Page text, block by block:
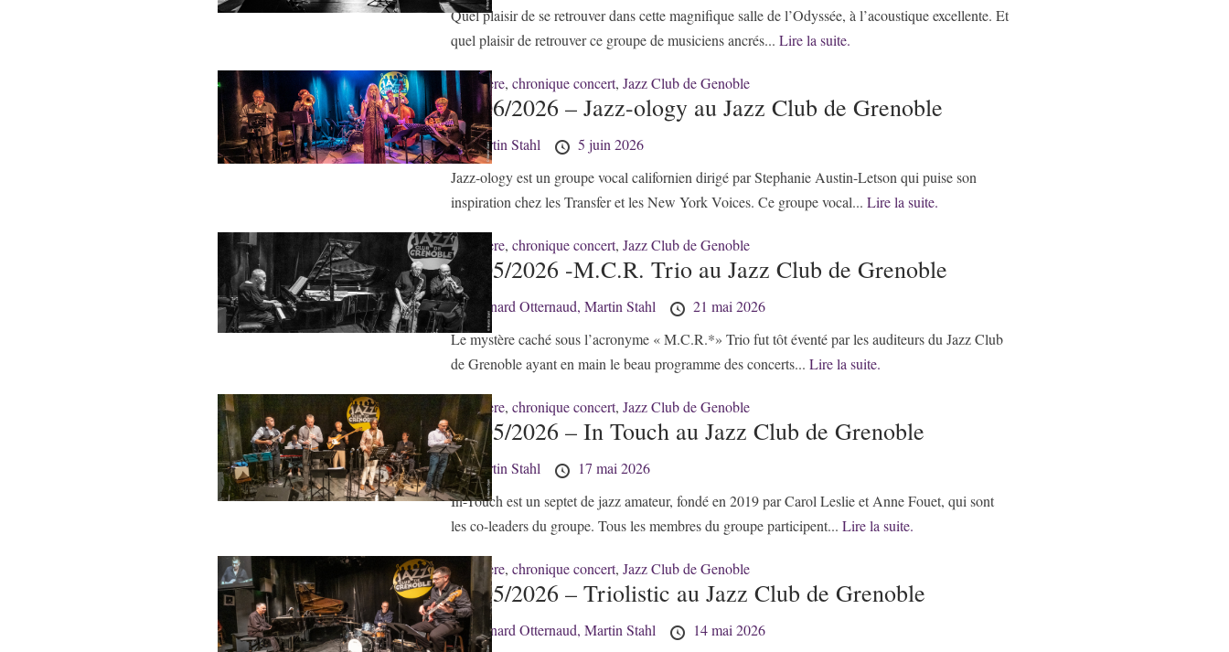
Quel plaisir de se retrouver dans cette magnifique salle de l’Odyssée, à l’acoustique excellente. Et
quel plaisir de retrouver ce groupe de musiciens ancrés... Lire la suite.
38 - Isère, chronique concert, Jazz Club de Genoble
05/06/2026 – Jazz-ology au Jazz Club de Grenoble
byMartin Stahl
5 juin 2026
Jazz-ology est un groupe vocal californien dirigé par Stephanie Austin-Letson qui puise son
inspiration chez les Transfer et les New York Voices. Ce groupe vocal... Lire la suite.
38 - Isère, chronique concert, Jazz Club de Genoble
21/05/2026 -M.C.R. Trio au Jazz Club de Grenoble
by Bernard Otternaud, Martin Stahl
21 mai 2026
Le mystère caché sous l’acronyme « M.C.R.*» Trio fut tôt éventé par les auditeurs du Jazz Club
de Grenoble ayant en main le beau programme des concerts... Lire la suite.
38 - Isère, chronique concert, Jazz Club de Genoble
17/05/2026 – In Touch au Jazz Club de Grenoble
byMartin Stahl
17 mai 2026
In-Touch est un septet de jazz amateur, fondé en 2019 par Carol Leslie et Anne Fouet, qui sont
les co-leaders du groupe. Tous les membres du groupe participent... Lire la suite.
38 - Isère, chronique concert, Jazz Club de Genoble
14/05/2026 – Triolistic au Jazz Club de Grenoble
by Bernard Otternaud, Martin Stahl
14 mai 2026